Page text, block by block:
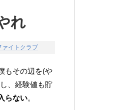
れ
ァイトクラブ
もその辺を(や
、経験値も貯
らない。